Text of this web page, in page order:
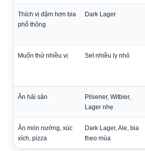
Thích vị đậm hơn bia
phổ thông
Dark Lager
Muốn thử nhiều vị Set nhiều ly nhỏ
Ăn hải sản
Pilsener, Witbier,
Lager nhẹ
Ăn món nướng, xúc
xích, pizza
Dark Lager, Ale, bia
theo mùa